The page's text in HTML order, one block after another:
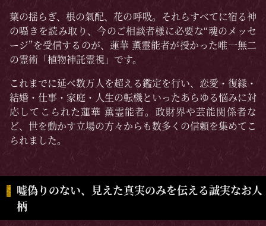
葉の揺らぎ、根の氣配、花の呼吸。それらすべてに宿る神
の囁きを読み取り、今のご相談者様に必要な“魂のメッセ
ージ”を受信するのが、蓮華 薫霊能者が授かった唯一無二
の霊術「植物神託霊視」です。
これまでに延べ数万人を超える鑑定を行い、恋愛・復縁・
結婚・仕事・家庭・人生の転機といったあらゆる悩みに対
応してこられた蓮華 薫霊能者。政財界や芸能関係者な
ど、世を動かす立場の方々からも数多くの信頼を集めてこ
られました。
嘘偽りのない、見えた真実のみを伝える誠実なお人
柄